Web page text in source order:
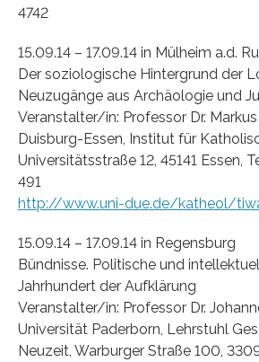
4742
15.09.14 – 17.09.14 in Mülheim a.d.
Der soziologische Hintergrund der
Neuzugänge aus Archäologie und
Veranstalter/in: Professor Dr.
Duisburg-Essen, Institut für
Universitätsstraße 12, 45141 Essen,
491
http://www.uni-due.de/katheol/
15.09.14 – 17.09.14 in Regensburg
Bündnisse. Politische und
Jahrhundert der Aufklärung
Veranstalter/in: Professor Dr.
Universität Paderborn, Lehrstuhl
Neuzeit, Warburger Straße 100,